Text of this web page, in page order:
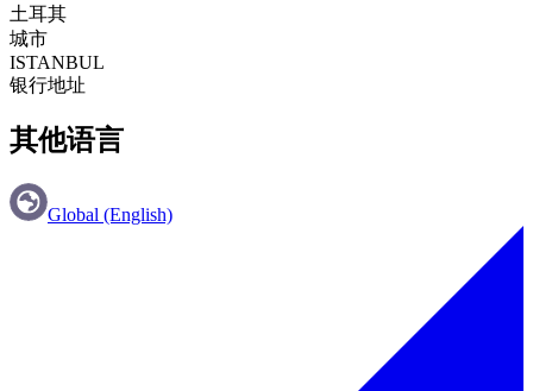
土耳其
城市
ISTANBUL
银行地址
其他语言
Global (English)